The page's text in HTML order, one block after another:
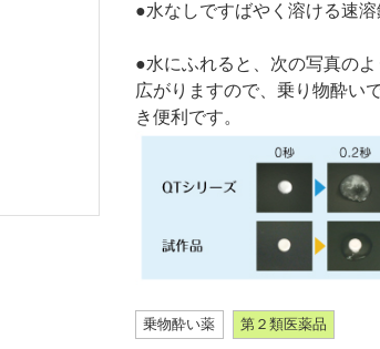
●水なしですばやく溶ける速溶
●水にふれると、次の写真の
広がりますので、乗り物酔い
き便利です。
乗物酔い薬 第２類医薬品